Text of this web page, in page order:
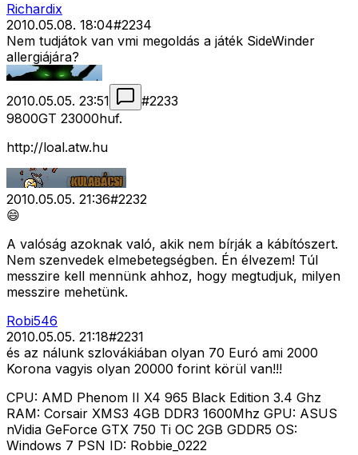
Richardix
2010.05.08. 18:04#2234
Nem tudjátok van vmi megoldás a játék SideWinder
allergiájára?
2010.05.05. 23:51 #2233
9800GT 23000huf.
http://loal.atw.hu
2010.05.05. 21:36#2232
😄
A valóság azoknak való, akik nem bírják a kábítószert.
Nem szenvedek elmebetegségben. Én élvezem! Túl
messzire kell mennünk ahhoz, hogy megtudjuk, milyen
messzire mehetünk.
Robi546
2010.05.05. 21:18#2231
és az nálunk szlovákiában olyan 70 Euró ami 2000
Korona vagyis olyan 20000 forint körül van!!!
CPU: AMD Phenom II X4 965 Black Edition 3.4 Ghz
RAM: Corsair XMS3 4GB DDR3 1600Mhz GPU: ASUS
nVidia GeForce GTX 750 Ti OC 2GB GDDR5 OS:
Windows 7 PSN ID: Robbie_0222